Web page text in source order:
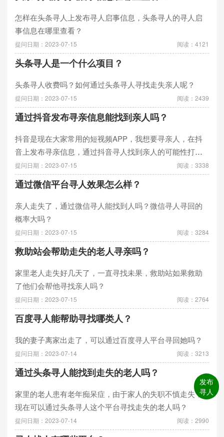
怎样在头条寻人上发布寻人启事信息，头条寻人的寻人启
事信息在哪里查看？
提问日期：2023-07-15 阅读：4121
头条寻人是一个什么项目？
头条寻人收费吗？如何通过头条寻人寻找走失亲人呢？
提问日期：2023-07-15 阅读：2439
通过抖音发布寻亲信息能找到亲人吗？
抖音是现在大家常用的短视频APP，我想要寻亲人，在抖
音上发布寻亲信息，通过抖音寻人找到亲人的可能性打
吗？
提问日期：2023-07-15 阅读：3338
通过微信平台寻人效果怎么样？
亲人走失了，通过微信寻人能找到人吗？微信寻人寻回的
概率大吗？
提问日期：2023-07-15 阅读：3284
救助站会帮助走失的老人寻亲吗？
家里老人走失好几天了，一直寻找未果，救助站如果救助
了他们会帮他寻找亲人吗？
提问日期：2023-07-15 阅读：2764
百度寻人能帮助寻找哪类人？
我的妻子离家出走了，可以通过百度寻人平台寻回她吗？
提问日期：2023-07-14 阅读：3213
通过头条寻人能找到走失的老人吗？
家里的老人患有老年痴呆症，由于家人的失职不慎走失，
现在可以通过头条寻人这个平台寻找走失的老人吗？
提问日期：2023-07-14 阅读：2990
发布
寻人